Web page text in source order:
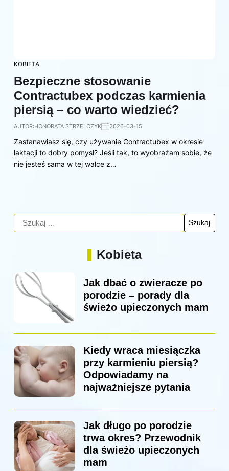
KOBIETA
Bezpieczne stosowanie
Contractubex podczas karmienia
piersią – co warto wiedzieć?
AUTOR:HONORATA STRZELCZYK 2026-03-15
Zastanawiasz się, czy używanie Contractubex w okresie
laktacji to dobry pomysł? Jeśli tak, to wyobrażam sobie, że
nie jesteś sama w tej walce z…
Kobieta
Jak dbać o zwieracze po
porodzie – porady dla
świeżo upieczonych mam
Kiedy wraca miesiączka
przy karmieniu piersią?
Odpowiadamy na
najważniejsze pytania
Jak długo po porodzie
trwa okres? Przewodnik
dla świeżo upieczonych
mam